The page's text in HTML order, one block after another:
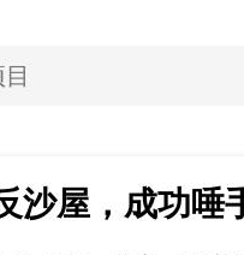
沙屋，成功唾